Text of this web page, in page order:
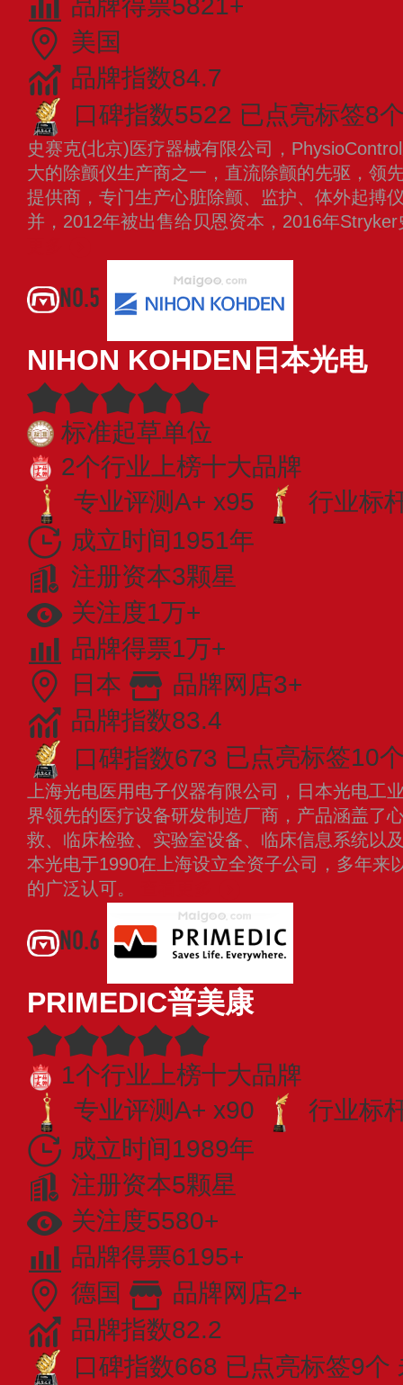
美国
品牌指数84.7
口碑指数5522 已点亮标签8
史赛克(北京)医疗器械有限公司，
大的除颤仪生产商之一，直流除颤的先驱，领
提供商，专门生产心脏除颤、监护、体外起搏
并，2012年被出售给贝恩资本，2016年
NO.5
NIHON KOHDEN日本光电
标准起草单位
2个行业上榜十大品牌
专业评测A+ x95
行业标
成立时间1951年
注册资本3颗星
关注度1万+
品牌得票1万+
日本
品牌网店3+
品牌指数83.4
口碑指数673 已点亮标签10
上海光电医用电子仪器有限公司，日本光电工
界领先的医疗设备研发制造厂商，产品涵盖了
救、临床检验、实验室设备、临床信息系统以
本光电于1990在上海设立全资子公司，多年来
的广泛认可。
NO.6
PRIMEDIC普美康
1个行业上榜十大品牌
专业评测A+ x90
行业标
成立时间1989年
注册资本5颗星
关注度5580+
品牌得票6195+
德国
品牌网店2+
品牌指数82.2
口碑指数668 已点亮标签9个